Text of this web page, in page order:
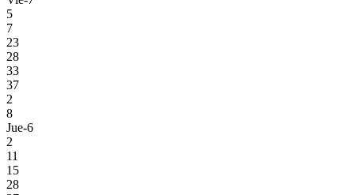
5
7
23
28
33
37
2
8
Jue-6
2
11
15
28